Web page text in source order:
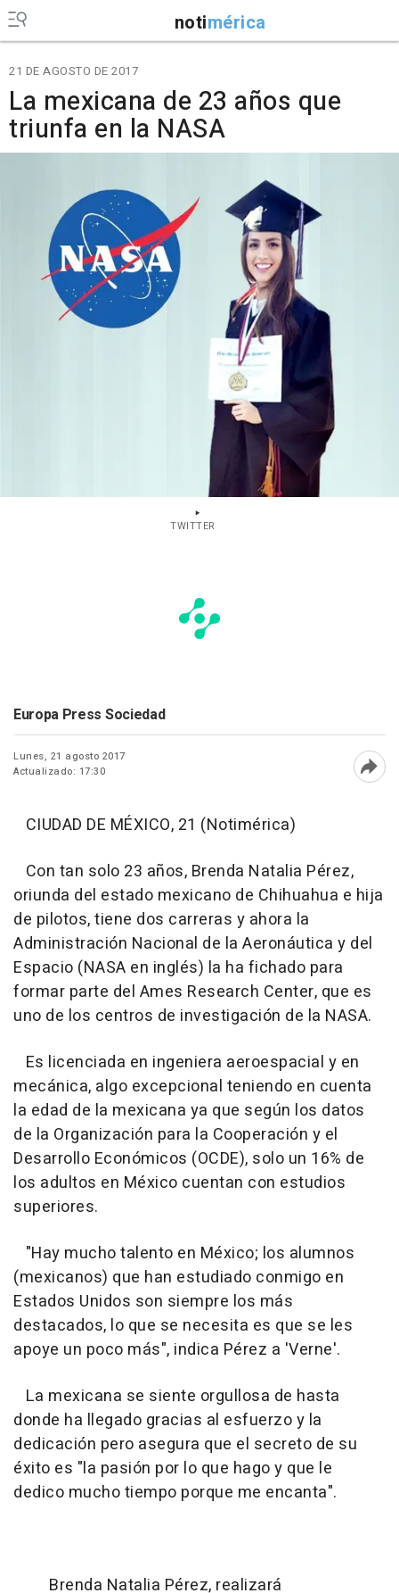
notimérica
21 DE AGOSTO DE 2017
La mexicana de 23 años que
triunfa en la NASA
TWITTER
Europa Press Sociedad
Lunes, 21 agosto 2017
Actualizado: 17:30
CIUDAD DE MÉXICO, 21 (Notimérica)
Con tan solo 23 años, Brenda Natalia Pérez,
oriunda del estado mexicano de Chihuahua e hija
de pilotos, tiene dos carreras y ahora la
Administración Nacional de la Aeronáutica y del
Espacio (NASA en inglés) la ha fichado para
formar parte del Ames Research Center, que es
uno de los centros de investigación de la NASA.
Es licenciada en ingeniera aeroespacial y en
mecánica, algo excepcional teniendo en cuenta
la edad de la mexicana ya que según los datos
de la Organización para la Cooperación y el
Desarrollo Económicos (OCDE), solo un 16% de
los adultos en México cuentan con estudios
superiores.
"Hay mucho talento en México; los alumnos
(mexicanos) que han estudiado conmigo en
Estados Unidos son siempre los más
destacados, lo que se necesita es que se les
apoye un poco más", indica Pérez a 'Verne'.
La mexicana se siente orgullosa de hasta
donde ha llegado gracias al esfuerzo y la
dedicación pero asegura que el secreto de su
éxito es "la pasión por lo que hago y que le
dedico mucho tiempo porque me encanta".
Brenda Natalia Pérez, realizará